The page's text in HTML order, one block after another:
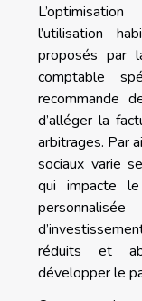
l’utilisation
proposés par
comptable
recommande
d’alléger la
arbitrages. Par
sociaux varie
qui impacte
réduits et
développer le